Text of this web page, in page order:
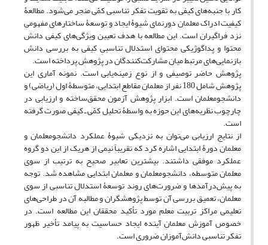
کار با جنبه‌های کیفی به تقویت تفکر تناسبی کمّی منجر می‌شود. مطالعۀ
کیفیت ادراک معلمان دورنمای شیوۀ ایجاد و توسعۀ ساختارهای مفهومی
نزد فراگیران است. این مطالعه با هدف تعیین ویژگی‌های کیفی دانش
محتوا و پداگوژیکی محتوای استدلال تناسبیِ کیفی به بررسی دانش
بازنمایی‌های مرتبط میان مشارکت‌کنندگان در پژوهش پرداخته است.
پژوهش حاضر توصیفی و از نوع زمینه‌یابی است. نمونه آماری این
پژوهش شامل 180 نفر از معلمان مقاطع ابتدایی، متوسطۀ اول (ریاضی) و
دانشجو‌معلمان است. ابزار پژوهش آزمون محقق‌ساخته و ارزیابی در
چارچوب‌ نظریه‌های این حوزه به ‌واسطۀ تحلیل‌ کمّی ـ کیفی صورت گرفته
است.
از نتایج ارزیابی می‌توان به نزدیکی شیوۀ عملکرد دانشجومعلمان و
معلمان دورۀ ابتدایی اشاره کرد که تقریباً نیمی از هر‌‌یک از این دو گروه
عملکرد موفقی داشتند. بیشترین تعابیر صحیح به‌ ‌ترتیب از سوی
معلمان متوسطه، دانشجومعلمان و معلمان ابتدایی مشاهده شد. توجه
به پیش‌درآمدها و ضرورت‌های روند توسعۀ استدلال تناسبی از سوی
معلمان، تعمیق بررسی آن توسط پژوهشگران و مطالبه آن در طراحی‌های
تعلیمی مراکز تربیت ‌معلم مورد ‌تأکید محققان این مطالعه است. در
خصوص آموزش معلمانِ آینده ایجاد حساسیت به پیامد تأخیر ظهور
تفکر تناسبی دانش‌آموزان ضروری است.